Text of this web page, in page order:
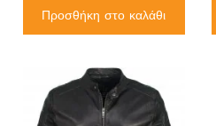
Προσθήκη στο καλάθι